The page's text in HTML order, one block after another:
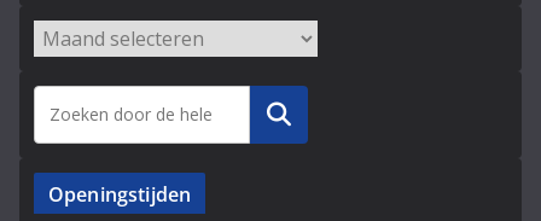
Archieven
Zoeken
Openingstijden